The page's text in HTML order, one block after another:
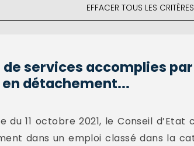
EFFACER TOUS LES CRITÈRES
de services accomplies
détachement...
du 11 octobre 2021, le Conseil
dans un emploi classé dans la